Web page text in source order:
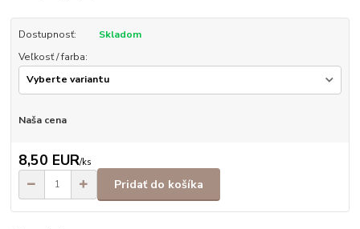
Dostupnosť:
Skladom
Veľkosť / farba:
Naša cena
8,50 EUR/ks
Pridať do košíka